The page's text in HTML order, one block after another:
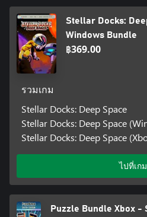
Stellar Docks:
Windows Bundle
฿369.00
รวมเกม
Stellar Docks: Deep Space
Stellar Docks: Deep Space
Stellar Docks: Deep Space
ไปที่เกม
Puzzle Bundle Xbox